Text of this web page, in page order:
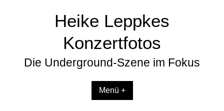
Heike Leppkes
Konzertfotos
Die Underground-Szene im Fokus
Menü +